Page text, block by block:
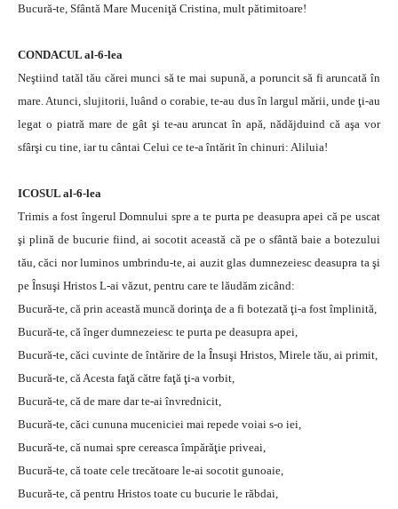
Bucură-te, Sfântă Mare Muceniţă Cristina, mult pătimitoare!
CONDACUL al-6-lea
Neştiind tatăl tău cărei munci să te mai supună, a poruncit să fi aruncată în
mare. Atunci, slujitorii, luând o corabie, te-au dus în largul mării, unde ţi-au
legat o piatră mare de gât şi te-au aruncat în apă, nădăjduind că aşa vor
sfârşi cu tine, iar tu cântai Celui ce te-a întărit în chinuri: Aliluia!
ICOSUL al-6-lea
Trimis a fost îngerul Domnului spre a te purta pe deasupra apei că pe uscat
şi plină de bucurie fiind, ai socotit această că pe o sfântă baie a botezului
tău, căci nor luminos umbrindu-te, ai auzit glas dumnezeiesc deasupra ta şi
pe Însuşi Hristos L-ai văzut, pentru care te lăudăm zicând:
Bucură-te, că prin această muncă dorinţa de a fi botezată ţi-a fost împlinită,
Bucură-te, că înger dumnezeiesc te purta pe deasupra apei,
Bucură-te, căci cuvinte de întărire de la Însuşi Hristos, Mirele tău, ai primit,
Bucură-te, că Acesta faţă către faţă ţi-a vorbit,
Bucură-te, că de mare dar te-ai învrednicit,
Bucură-te, căci cununa muceniciei mai repede voiai s-o iei,
Bucură-te, că numai spre cereasca împărăţie priveai,
Bucură-te, că toate cele trecătoare le-ai socotit gunoaie,
Bucură-te, că pentru Hristos toate cu bucurie le răbdai,